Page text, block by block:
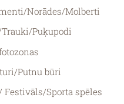
Norādes/Molberti
Puķupodi
Putnu būri
Festivāls/Sporta spēles